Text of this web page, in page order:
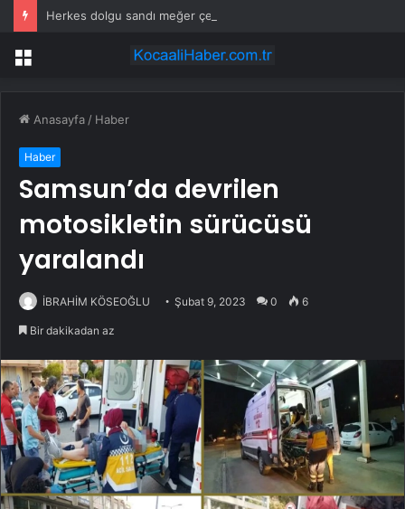
Herkes dolgu sandı meğer çenesini böcek ısırmış
Menü
Anasayfa / Haber
Haber
Samsun’da devrilen
motosikletin sürücüsü
yaralandı
İBRAHİM KÖSEOĞLU Şubat 9, 2023 0 6
Bir dakikadan az